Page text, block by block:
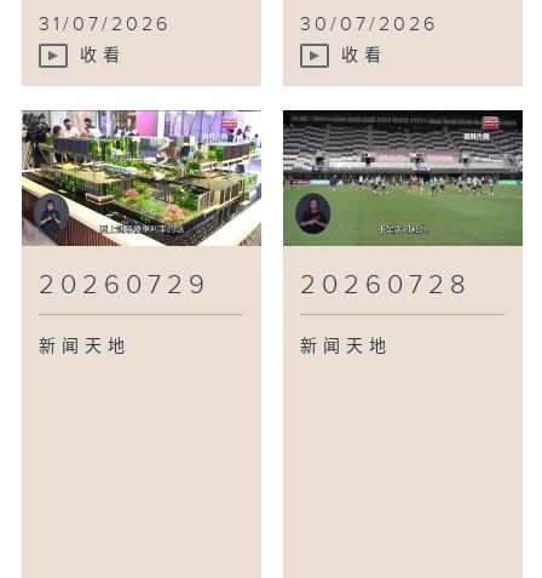
31/07/2026
收看
30/07/2026
收看
20260729
新闻天地
20260728
新闻天地